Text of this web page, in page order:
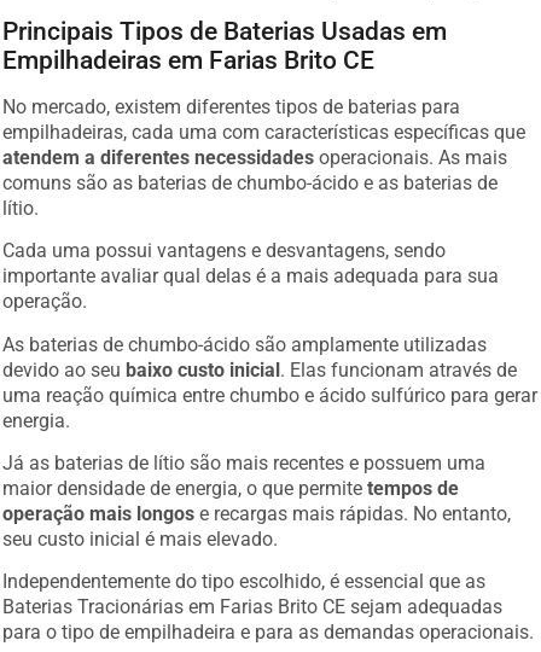
Principais Tipos de Baterias Usadas em
Empilhadeiras em Farias Brito CE
No mercado, existem diferentes tipos de baterias para
empilhadeiras, cada uma com características específicas que
atendem a diferentes necessidades operacionais. As mais
comuns são as baterias de chumbo-ácido e as baterias de
lítio.
Cada uma possui vantagens e desvantagens, sendo
importante avaliar qual delas é a mais adequada para sua
operação.
As baterias de chumbo-ácido são amplamente utilizadas
devido ao seu baixo custo inicial. Elas funcionam através de
uma reação química entre chumbo e ácido sulfúrico para gerar
energia.
Já as baterias de lítio são mais recentes e possuem uma
maior densidade de energia, o que permitetempos de
operação mais longos e recargas mais rápidas. No entanto,
seu custo inicial é mais elevado.
Independentemente do tipo escolhido, é essencial que as
Baterias Tracionárias em Farias Brito CE sejam adequadas
para o tipo de empilhadeira e para as demandas operacionais.